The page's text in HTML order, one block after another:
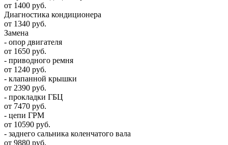
от 1400 руб.
Диагностика кондиционера
от 1340 руб.
Замена
- опор двигателя
от 1650 руб.
- приводного ремня
от 1240 руб.
- клапанной крышки
от 2390 руб.
- прокладки ГБЦ
от 7470 руб.
- цепи ГРМ
от 10590 руб.
- заднего сальника коленчатого вала
от 9880 руб.